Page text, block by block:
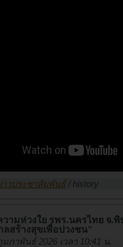
าวประชาสัมพันธ์ / history
วามห่วงใย รพร.นครไทย จ.
ลสร้างสุขเพื่อปวงชน"
ภาพันธ์ 2026 เวลา 10:41 น.